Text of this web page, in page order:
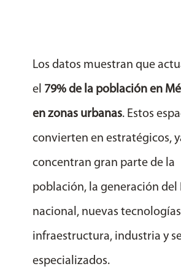
Los datos muestran que
el 79% de la población en
en zonas urbanas. Estos
convierten en estratégicos,
concentran gran parte de la
población, la generación del
nacional, nuevas
infraestructura, industria y
especializados.